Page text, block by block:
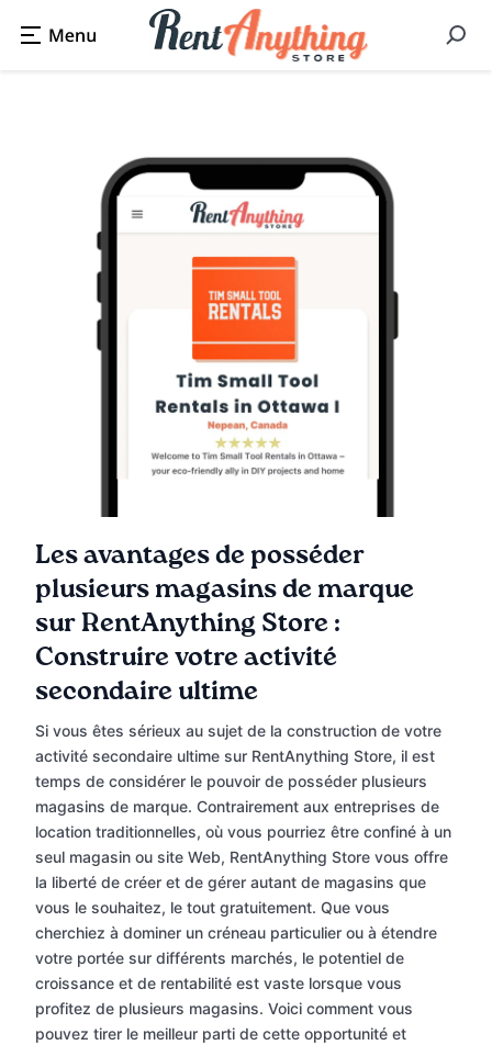
Les avantages de posséder
plusieurs magasins de marque
sur RentAnything Store :
Construire votre activité
secondaire ultime
Si vous êtes sérieux au sujet de la construction de votre
activité secondaire ultime sur RentAnything Store, il est
temps de considérer le pouvoir de posséder plusieurs
magasins de marque. Contrairement aux entreprises de
location traditionnelles, où vous pourriez être confiné à un
seul magasin ou site Web, RentAnything Store vous offre
la liberté de créer et de gérer autant de magasins que
vous le souhaitez, le tout gratuitement. Que vous
cherchiez à dominer un créneau particulier ou à étendre
votre portée sur différents marchés, le potentiel de
croissance et de rentabilité est vaste lorsque vous
profitez de plusieurs magasins. Voici comment vous
pouvez tirer le meilleur parti de cette opportunité et